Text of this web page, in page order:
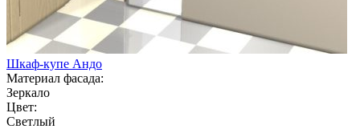
Шкаф-купе Андо
Материал фасада:
Зеркало
Цвет:
Светлый